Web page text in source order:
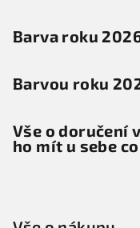
Barva roku
Barvou roku
Vše o doručení
ho mít u sebe